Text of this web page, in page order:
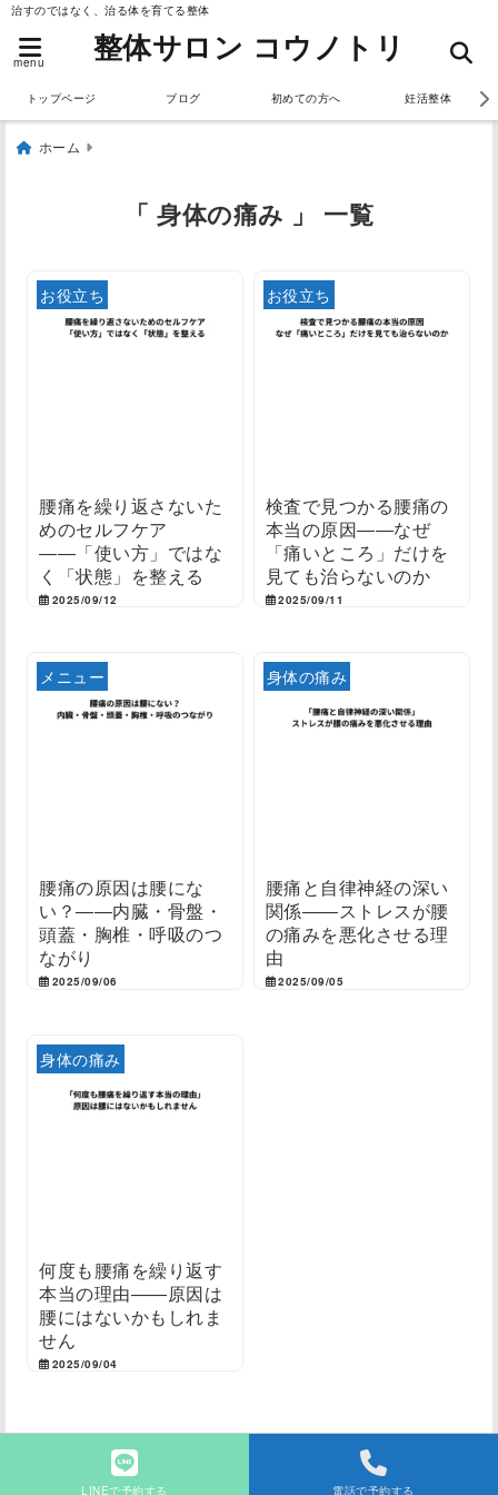
治すのではなく、治る体を育てる整体
menu 整体サロン コウノトリ
トップページ ブログ 初めての方へ 妊活整体
ホーム
「 身体の痛み 」 一覧
お役立ち
腰痛を繰り返さないた
めのセルフケア
――「使い方」ではな
く「状態」を整える
2025/09/12
お役立ち
検査で見つかる腰痛の
本当の原因――なぜ
「痛いところ」だけを
見ても治らないのか
2025/09/11
メニュー
腰痛の原因は腰にな
い？――内臓・骨盤・
頭蓋・胸椎・呼吸のつ
ながり
2025/09/06
身体の痛み
腰痛と自律神経の深い
関係――ストレスが腰
の痛みを悪化させる理
由
2025/09/05
身体の痛み
何度も腰痛を繰り返す
本当の理由――原因は
腰にはないかもしれま
せん
2025/09/04
LINEで予約する 電話で予約する